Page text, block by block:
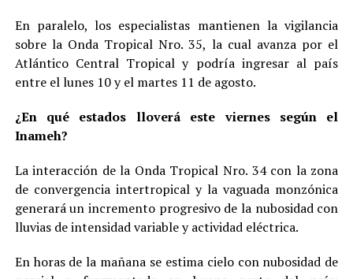
En paralelo, los especialistas mantienen la vigilancia
sobre la Onda Tropical Nro. 35, la cual avanza por el
Atlántico Central Tropical y podría ingresar al país
entre el lunes 10 y el martes 11 de agosto.
¿En qué estados lloverá este viernes según el
Inameh?
La interacción de la Onda Tropical Nro. 34 con la zona
de convergencia intertropical y la vaguada monzónica
generará un incremento progresivo de la nubosidad con
lluvias de intensidad variable y actividad eléctrica.
En horas de la mañana se estima cielo con nubosidad de